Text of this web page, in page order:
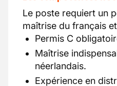
Le poste requiert un
maîtrise du français
Permis C
Maîtrise
néerlandais.
Expérience en